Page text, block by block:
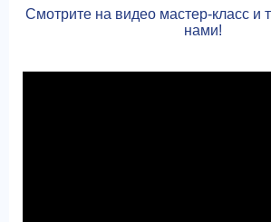
Смотрите на видео мастер-класс и
нами!